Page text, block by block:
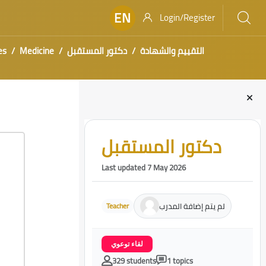
EN
Login/Register
Medicine دكتور المستقبل التقييم والشهادة
Blocks
Skip [Cocoon] Course Intro
دكتور المستقبل
Last updated 7 May 2026
Teacher لم يتم إضافة المدرب
لقاء توعوي
329 students 1 topics